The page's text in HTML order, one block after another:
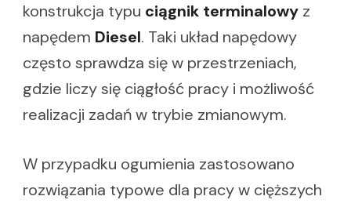
konstrukcja typu ciągnik terminalowy z
napędem Diesel. Taki układ napędowy
często sprawdza się w przestrzeniach,
gdzie liczy się ciągłość pracy i możliwość
realizacji zadań w trybie zmianowym.
W przypadku ogumienia zastosowano
rozwiązania typowe dla pracy w cięższych